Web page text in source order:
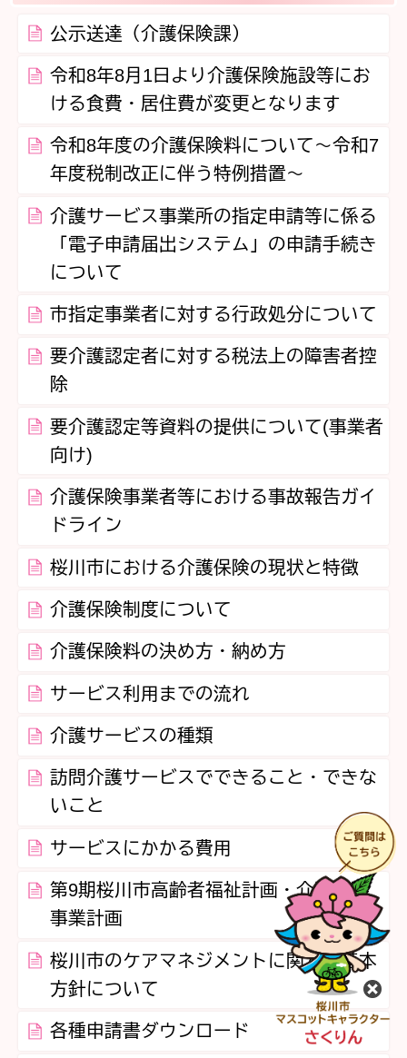
公示送達（介護保険課）
令和8年8月1日より介護保険施設等にお
ける食費・居住費が変更となります
令和8年度の介護保険料について～令和7
年度税制改正に伴う特例措置～
介護サービス事業所の指定申請等に係る
「電子申請届出システム」の申請手続き
について
市指定事業者に対する行政処分について
要介護認定者に対する税法上の障害者控
除
要介護認定等資料の提供について(事業者
向け)
介護保険事業者等における事故報告ガイ
ドライン
桜川市における介護保険の現状と特徴
介護保険制度について
介護保険料の決め方・納め方
サービス利用までの流れ
介護サービスの種類
訪問介護サービスでできること・できな
いこと
サービスにかかる費用
第9期桜川市高齢者福祉計画・介護保険
事業計画
桜川市のケアマネジメントに関する基本
方針について
各種申請書ダウンロード